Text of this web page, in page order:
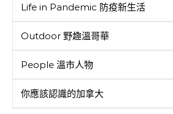
Life in Pandemic 防疫新生活
Outdoor 野趣溫哥華
People 溫市人物
你應該認識的加拿大